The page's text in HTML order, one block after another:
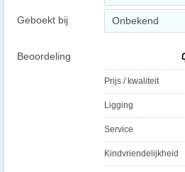
Geboekt bij Onbekend
Beoordeling
Prijs / kwaliteit
Ligging
Service
Kindvriendelijkheid